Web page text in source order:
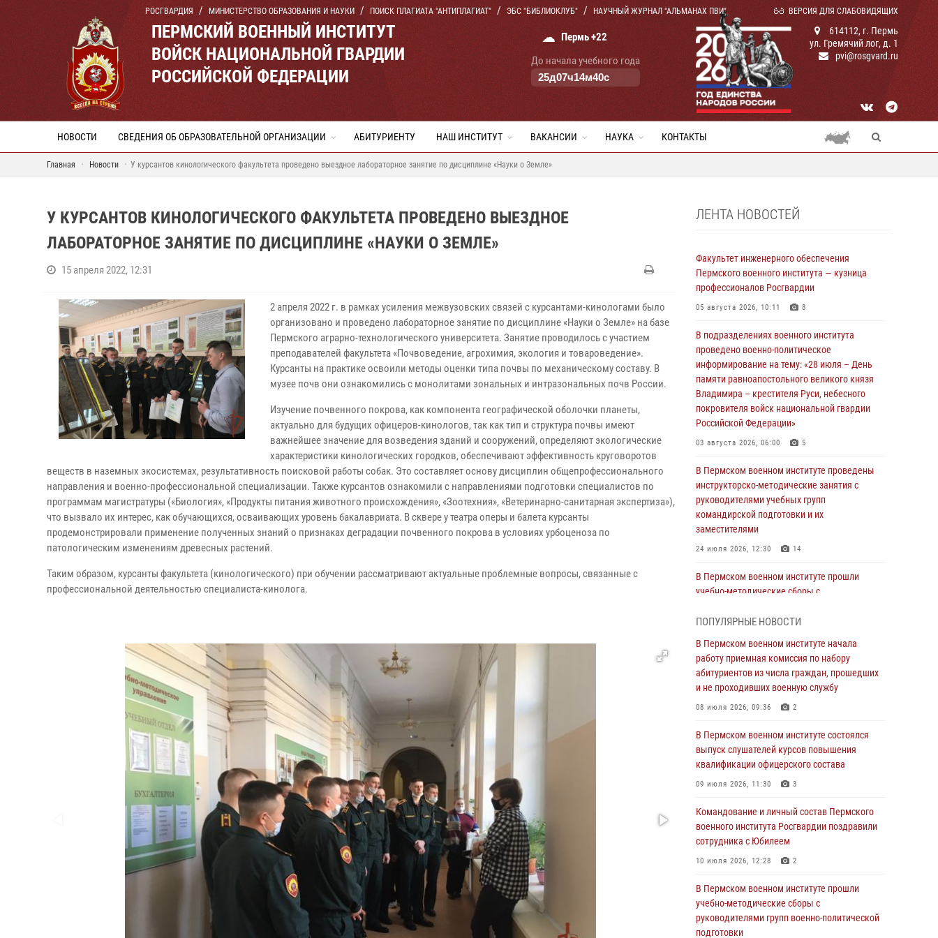
РОСГВАРДИЯ МИНИСТЕРСТВО ОБРАЗОВАНИЯ И НАУКИ ПОИСК ПЛАГИАТА "АНТИПЛАГИАТ" ЭБС "БИБЛИОКЛУБ" НАУЧНЫЙ ЖУРНАЛ "АЛЬМАНАХ ПВИ" ВЕРСИЯ ДЛЯ СЛАБОВИДЯЩИХ
ПЕРМСКИЙ ВОЕННЫЙ ИНСТИТУТ
ВОЙСК НАЦИОНАЛЬНОЙ ГВАРДИИ
РОССИЙСКОЙ ФЕДЕРАЦИИ
☁ Пермь +22
До начала учебного года
25д07ч14м39с
614112, г. Пермь
ул. Гремячий лог, д. 1
pvi@rosgvard.ru
НОВОСТИ СВЕДЕНИЯ ОБ ОБРАЗОВАТЕЛЬНОЙ ОРГАНИЗАЦИИ АБИТУРИЕНТУ НАШ ИНСТИТУТ ВАКАНСИИ НАУКА КОНТАКТЫ
Главная Новости У курсантов кинологического факультета проведено выездное лабораторное занятие по дисциплине «Науки о Земле»
У КУРСАНТОВ КИНОЛОГИЧЕСКОГО ФАКУЛЬТЕТА ПРОВЕДЕНО ВЫЕЗДНОЕ
ЛАБОРАТОРНОЕ ЗАНЯТИЕ ПО ДИСЦИПЛИНЕ «НАУКИ О ЗЕМЛЕ»
15 апреля 2022, 12:31
2 апреля 2022 г. в рамках усиления межвузовских связей с курсантами-кинологами было
организовано и проведено лабораторное занятие по дисциплине «Науки о Земле» на базе
Пермского аграрно-технологического университета. Занятие проводилось с участием
преподавателей факультета «Почвоведение, агрохимия, экология и товароведение».
Курсанты на практике освоили методы оценки типа почвы по механическому составу. В
музее почв они ознакомились с монолитами зональных и интразональных почв России.
Изучение почвенного покрова, как компонента географической оболочки планеты,
актуально для будущих офицеров-кинологов, так как тип и структура почвы имеют
важнейшее значение для возведения зданий и сооружений, определяют экологические
характеристики кинологических городков, обеспечивают эффективность круговоротов
веществ в наземных экосистемах, результативность поисковой работы собак. Это составляет основу дисциплин общепрофессионального
направления и военно-профессиональной специализации. Также курсантов ознакомили с направлениями подготовки специалистов по
программам магистратуры («Биология», «Продукты питания животного происхождения», «Зоотехния», «Ветеринарно-санитарная экспертиза»),
что вызвало их интерес, как обучающихся, осваивающих уровень бакалавриата. В сквере у театра оперы и балета курсанты
продемонстрировали применение полученных знаний о признаках деградации почвенного покрова в условиях урбоценоза по
патологическим изменениям древесных растений.
Таким образом, курсанты факультета (кинологического) при обучении рассматривают актуальные проблемные вопросы, связанные с
профессиональной деятельностью специалиста-кинолога.
ЛЕНТА НОВОСТЕЙ
Факультет инженерного обеспечения
Пермского военного института — кузница
профессионалов Росгвардии
05 августа 2026, 10:11 8
В подразделениях военного института
проведено военно-политическое
информирование на тему: «28 июля – День
памяти равноапостольного великого князя
Владимира – крестителя Руси, небесного
покровителя войск национальной гвардии
Российской Федерации»
03 августа 2026, 06:00 5
В Пермском военном институте проведены
инструкторско-методические занятия с
руководителями учебных групп
командирской подготовки и их
заместителями
24 июля 2026, 12:30 14
В Пермском военном институте прошли
учебно-методические сборы с
подготовки
23 июля 2026, 12:00 12
В Пермском военном институте на кафедре
тактики служебно-боевого применения войск
Федерации проводится выставка,
10 июля 2026, 14:30 8
военного института Росгвардии поздравили
10 июля 2026, 12:28 2
выпуск слушателей курсов повышения
09 июля 2026, 11:30 3
ПОПУЛЯРНЫЕ НОВОСТИ
В Пермском военном институте начала
работу приемная комиссия по набору
абитуриентов из числа граждан, прошедших
и не проходивших военную службу
08 июля 2026, 09:36 2
В Пермском военном институте состоялся
выпуск слушателей курсов повышения
квалификации офицерского состава
09 июля 2026, 11:30 3
Командование и личный состав Пермского
военного института Росгвардии поздравили
сотрудника с Юбилеем
10 июля 2026, 12:28 2
В Пермском военном институте прошли
учебно-методические сборы с
руководителями групп военно-политической
подготовки